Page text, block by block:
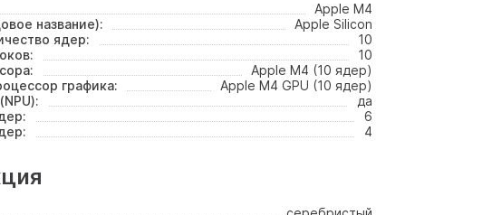
Apple M4
название):
Apple Silicon
ядер:
10
10
Apple M4 (10 ядер)
графика:
Apple M4 GPU (10 ядер)
да
6
4